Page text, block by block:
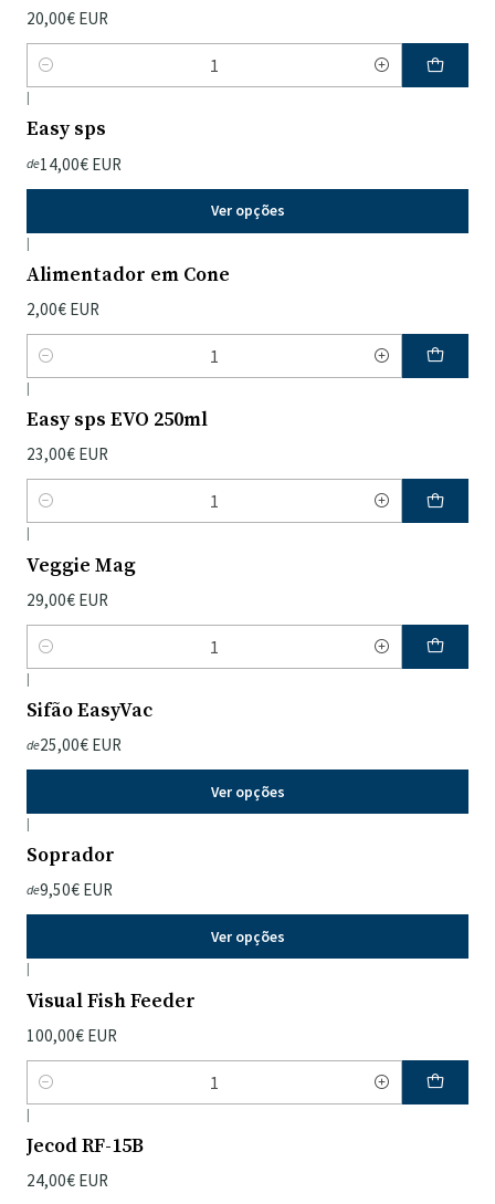
20,00€ EUR
Quantidade
|
Easy sps
de14,00€ EUR
Ver opções
|
Alimentador em Cone
2,00€ EUR
Quantidade
|
Easy sps EVO 250ml
23,00€ EUR
Quantidade
|
Veggie Mag
29,00€ EUR
Quantidade
|
Sifão EasyVac
de25,00€ EUR
Ver opções
|
Soprador
de9,50€ EUR
Ver opções
|
Visual Fish Feeder
100,00€ EUR
Quantidade
|
Jecod RF-15B
24,00€ EUR